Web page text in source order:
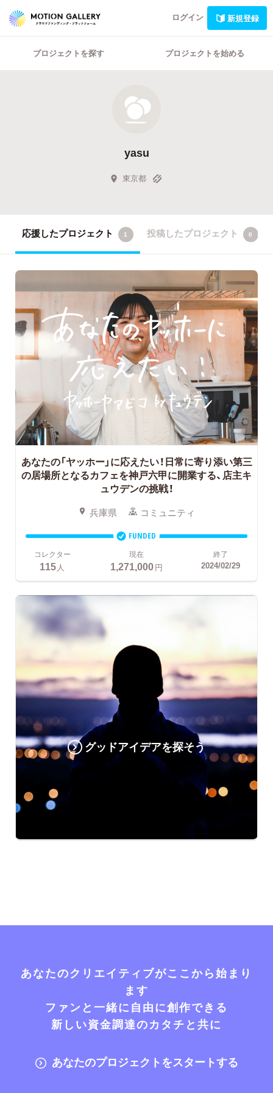
ログイン 新規登録
プロジェクトを探す プロジェクトを始める
yasu
東京都
応援したプロジェクト 1 投稿したプロジェクト 0
あなたの「ヤッホー」に応えたい！日常に寄り添い第三
の居場所となるカフェを神戸六甲に開業する、店主キ
ュウデンの挑戦！
兵庫県 コミュニティ
FUNDED
コレクター
115 人
現在
1,271,000円
終了
2024/02/29
グッドアイデアを探そう
あなたのクリエイティブがここから始まり
ます
ファンと一緒に自由に創作できる
新しい資金調達のカタチと共に
あなたのプロジェクトをスタートする